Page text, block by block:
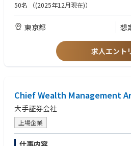
おり、全国のIFAネットワークを通じて富
証券会社でありながら店舗網に依存しな
■今回ご紹介ポジション：財務部（主計）
着実にキャッチアップできる環境です。
■このポジションの魅力
◆ 残業が非常に少なく、腰を据えて働ける
同社は決算期を含めても残業時間が月5時
す。
50名 （(2025年12月現在)）
東京都 想
求人エント
Chief Wealth Management
大手証券会社
上場企業